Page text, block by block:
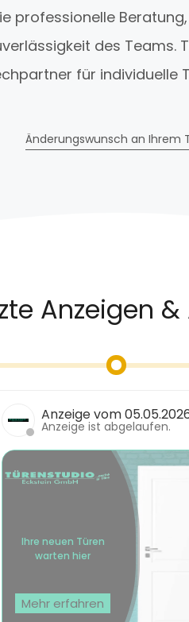
professionelle
des Teams.
für individuelle
Änderungswunsch an Ihrem